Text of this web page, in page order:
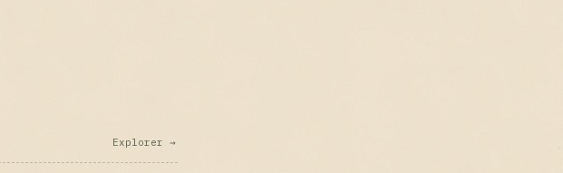
Explorer →